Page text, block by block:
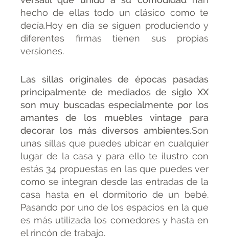
hecho de ellas todo un clásico como te
decía.Hoy en día se siguen produciendo y
diferentes firmas tienen sus propias
versiones.
Las sillas originales de épocas pasadas
principalmente de mediados de siglo XX
son muy buscadas especialmente por los
amantes de los muebles vintage para
decorar los más diversos ambientes.Son
unas sillas que puedes ubicar en cualquier
lugar de la casa y para ello te ilustro con
estás 34 propuestas en las que puedes ver
como se integran desde las entradas de la
casa hasta en el dormitorio de un bebé.
Pasando por uno de los espacios en la que
es más utilizada los comedores y hasta en
el rincón de trabajo.